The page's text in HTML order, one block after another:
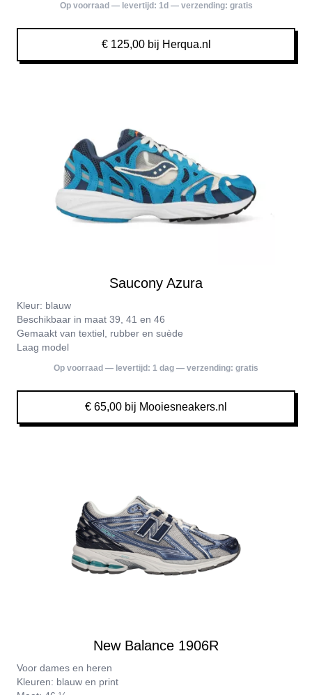
Op voorraad — levertijd: 1d — verzending: gratis
€ 125,00 bij Herqua.nl
Saucony Azura
Kleur: blauw
Beschikbaar in maat 39, 41 en 46
Gemaakt van textiel, rubber en suède
Laag model
Op voorraad — levertijd: 1 dag — verzending: gratis
€ 65,00 bij Mooiesneakers.nl
New Balance 1906R
Voor dames en heren
Kleuren: blauw en print